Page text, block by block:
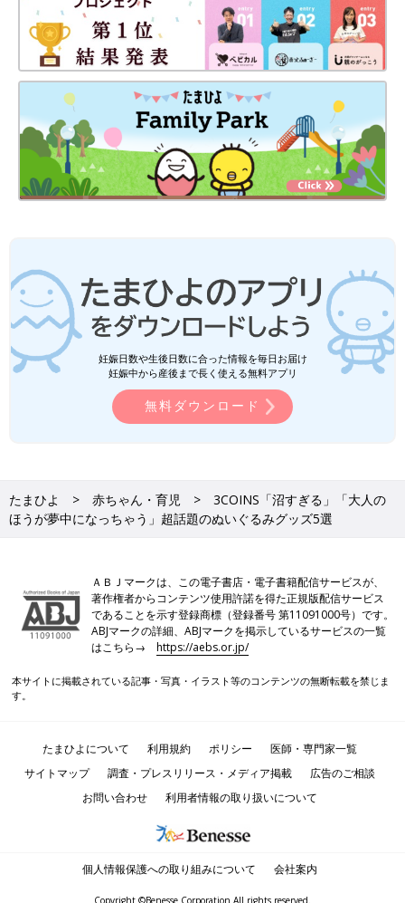
妊娠日数や生後日数に合った情報を毎日お届け
妊娠中から産後まで長く使える無料アプリ
無料ダウンロード
たまひよ 赤ちゃん・育児
3COINS「沼すぎる」「大人の
ほうが夢中になっちゃう」超話題のぬいぐるみグッズ5選
ＡＢＪマークは、この電子書店・電子書籍配信サービスが、
著作権者からコンテンツ使用許諾を得た正規版配信サービス
であることを示す登録商標（登録番号 第11091000号）です。
ABJマークの詳細、ABJマークを掲示しているサービスの一覧
はこちら→https://aebs.or.jp/
本サイトに掲載されている記事・写真・イラスト等のコンテンツの無断転載を禁じま
す。
たまひよについて 利用規約 ポリシー
医師・専門家一覧
サイトマップ
調査・プレスリリース・メディア掲載
広告のご相談
お問い合わせ
利用者情報の取り扱いについて
個人情報保護への取り組みについて 会社案内
Copyright ©Benesse Corporation All rights reserved.